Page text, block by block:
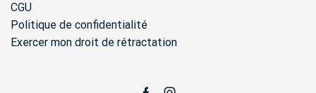
CGU
Politique de confidentialité
Exercer mon droit de rétractation